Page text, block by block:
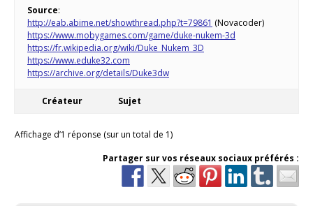
Source:
http://eab.abime.net/showthread.php?t=79861 (Novacoder)
https://www.mobygames.com/game/duke-nukem-3d
https://fr.wikipedia.org/wiki/Duke_Nukem_3D
https://www.eduke32.com
https://archive.org/details/Duke3dw
Créateur Sujet
Affichage d’1 réponse (sur un total de 1)
Partager sur vos réseaux sociaux préférés :